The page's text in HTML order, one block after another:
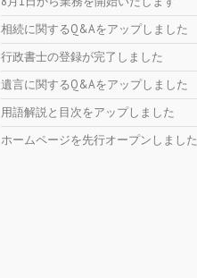
相続に関するQ&Aをアップしました
行政書士の登録が完了しました
遺言に関するQ&Aをアップしました
用語解説と目次をアップしました
ホームページを先行オープンしました